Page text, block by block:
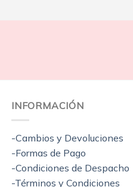
INFORMACIÓN
-Cambios y Devoluciones
-Formas de Pago
-Condiciones de Despacho
-Términos y Condiciones